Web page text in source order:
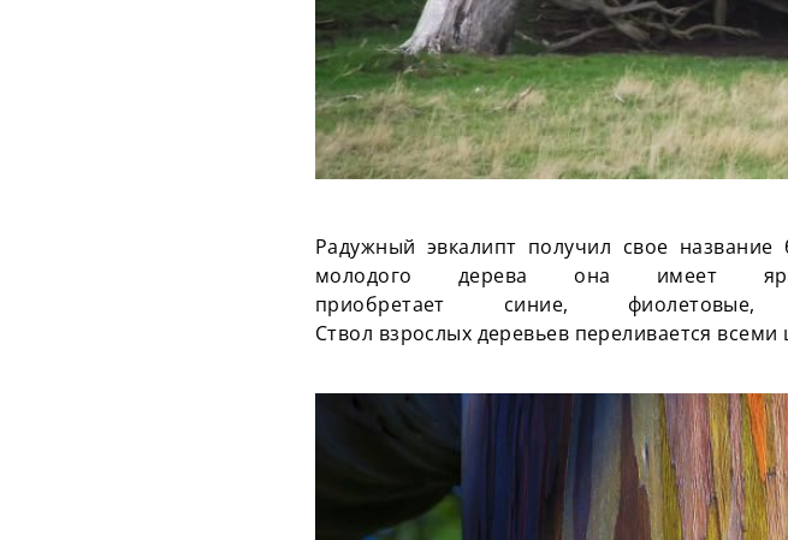
Радужный эвкалипт получил свое название
молодого дерева она имеет
приобретает синие,
Ствол взрослых деревьев переливается всеми